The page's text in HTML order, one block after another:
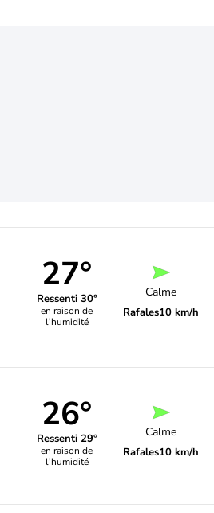
27°
Ressenti 30°
en raison de
l'humidité
Calme
Rafales10 km/h
26°
Ressenti 29°
en raison de
l'humidité
Calme
Rafales10 km/h